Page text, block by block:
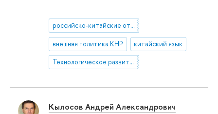
российско-китайские отношения
внешняя политика КНР китайский язык
Технологическое развитие КНР
Кылосов Андрей Александрович